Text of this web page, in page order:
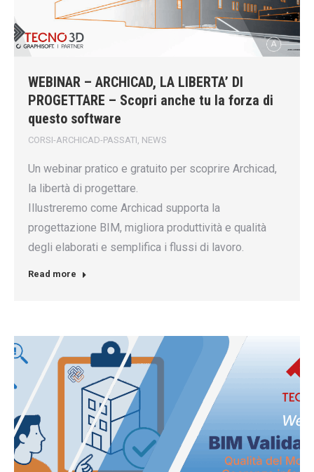
WEBINAR – ARCHICAD, LA LIBERTA’ DI
PROGETTARE – Scopri anche tu la forza di
questo software
CORSI-ARCHICAD-PASSATI NEWS
Un webinar pratico e gratuito per scoprire Archicad,
la libertà di progettare.
Illustreremo come Archicad supporta la
progettazione BIM, migliora produttività e qualità
degli elaborati e semplifica i flussi di lavoro.
Read more